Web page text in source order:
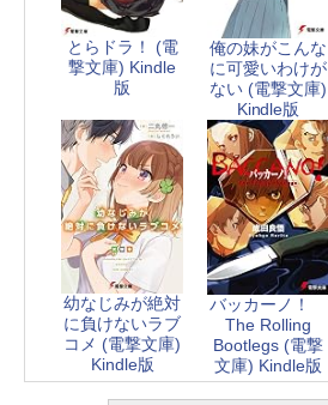
とらドラ！ (電
撃文庫) Kindle
版
俺の妹がこんな
に可愛いわけが
ない (電撃文庫)
Kindle版
幼なじみが絶対
に負けないラブ
コメ (電撃文庫)
Kindle版
バッカーノ！
The Rolling
Bootlegs (電撃
文庫) Kindle版